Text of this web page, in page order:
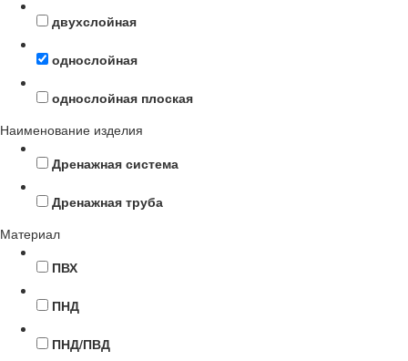
двухслойная
однослойная
однослойная плоская
Наименование изделия
Дренажная система
Дренажная труба
Материал
ПВХ
ПНД
ПНД/ПВД